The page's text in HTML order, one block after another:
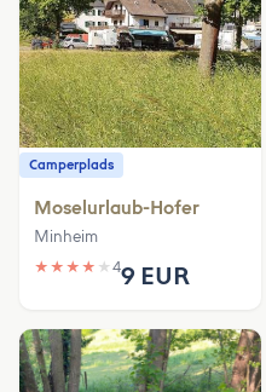
Camperplads
Moselurlaub-Hofer
Minheim
★ ★ ★ ★ ★ 49 EUR